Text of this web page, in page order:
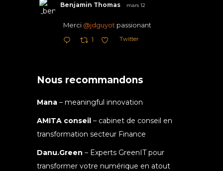
Benjamin Thomas mars 12
Merci @jdguyot passionant
1 Twitter
Nous recommandons
Mana – meaningful innovation
AMITA conseil – cabinet de conseil en
transformation secteur Finance
Danu.Green – Experts GreenIT pour
transformer votre numérique en atout